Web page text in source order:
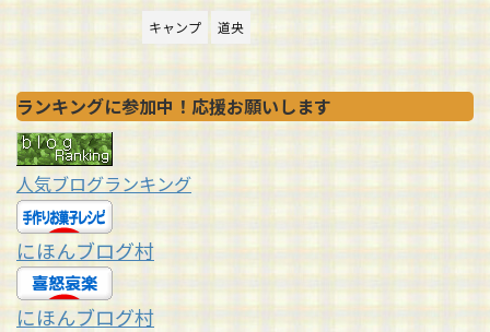
キャンプ 道央
ランキングに参加中！応援お願いします
人気ブログランキング
にほんブログ村
にほんブログ村